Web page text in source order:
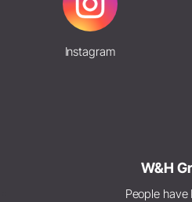
Instagram
W&H
People have